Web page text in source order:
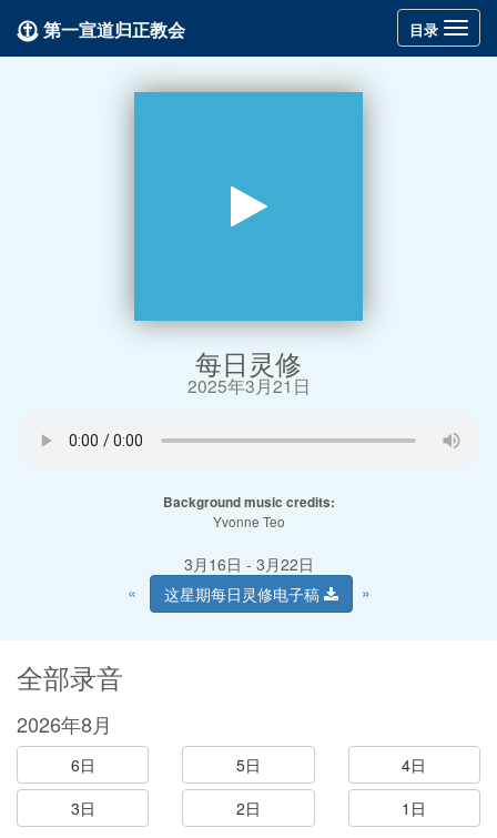
Toggle
navigation
目录
第一宣道归正教会
每日灵修
2025年3月21日
Background music credits:
Yvonne Teo
3月16日 - 3月22日
«
这星期每日灵修电子稿 »
全部录音
2026年8月
6日 5日
4日
3日
2日 1日